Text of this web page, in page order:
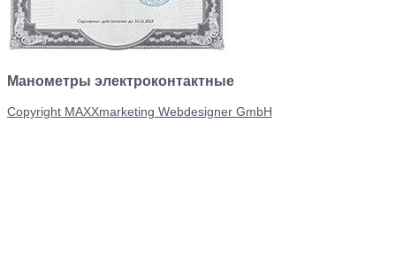
Манометры электроконтактные
Copyright MAXXmarketing Webdesigner GmbH